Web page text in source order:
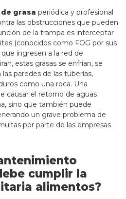
grasa periódica y profesional
las obstrucciones que pueden
de la trampa es interceptar
(conocidos como FOG por sus
ingresen a la red de
estas grasas se enfrían, se
paredes de las tuberías,
como una roca. Una
causar el retorno de aguas
sino que también puede
un grave problema de
por parte de las empresas
cumplir la
alimentos?